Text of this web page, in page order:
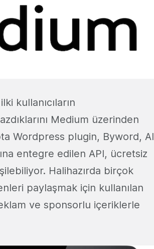
kullanıcıların
Medium üzerinden
Wordpress plugin, Byword, AI
entegre edilen API, ücretsiz
Halihazırda birçok
paylaşmak için kullanılan
ve sponsorlu içeriklerle